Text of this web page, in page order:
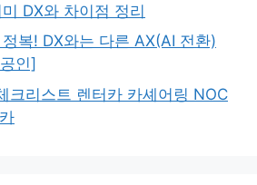
DX와 차이점 정리
복! DX와는 다른 AX(AI 전환)
인]
크리스트 렌터카 카셰어링 NOC